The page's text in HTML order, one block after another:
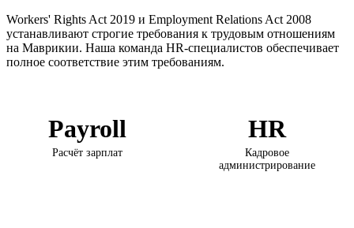
Workers' Rights Act 2019 и Employment Relations Act 2008
устанавливают строгие требования к трудовым отношениям
на Маврикии. Наша команда HR-специалистов обеспечивает
полное соответствие этим требованиям.
Payroll
Расчёт зарплат
HR
Кадровое
администрирование